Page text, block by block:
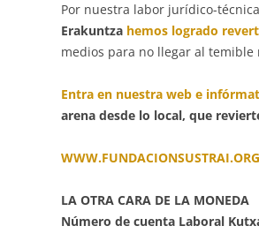
Por nuestra labor jurídico-
Erakuntza hemos logrado
medios para no llegar al temible
Entra en nuestra web e
arena desde lo local, que
WWW.FUNDACIONSUSTRAI.ORG
LA OTRA CARA DE LA MONEDA
Número de cuenta Laboral